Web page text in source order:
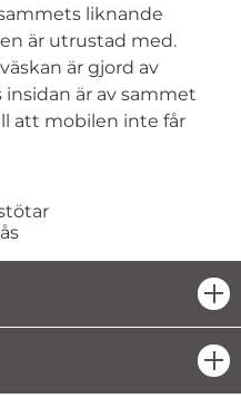
liknande
är utrustad med.
är gjord av
är av sammet
att mobilen inte får